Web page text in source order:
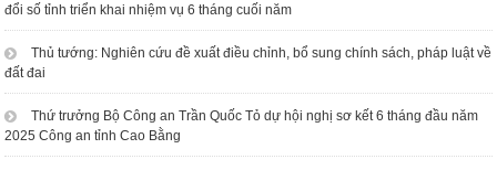
đổi số tỉnh triển khai nhiệm vụ 6 tháng cuối năm
Thủ tướng: Nghiên cứu đề xuất điều chỉnh, bổ sung chính sách, pháp luật về
đất đai
Thứ trưởng Bộ Công an Trần Quốc Tỏ dự hội nghị sơ kết 6 tháng đầu năm
2025 Công an tỉnh Cao Bằng